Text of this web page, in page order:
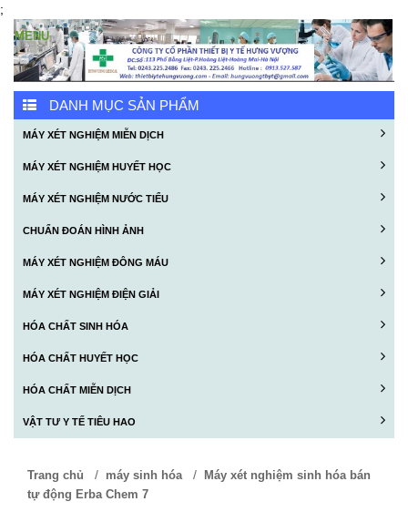
;
DANH MỤC SẢN PHẨM
MÁY XÉT NGHIỆM MIỄN DỊCH
MÁY XÉT NGHIỆM HUYẾT HỌC
MÁY XÉT NGHIỆM NƯỚC TIỂU
CHUẨN ĐOÁN HÌNH ẢNH
MÁY XÉT NGHIỆM ĐÔNG MÁU
MÁY XÉT NGHIỆM ĐIỆN GIẢI
HÓA CHẤT SINH HÓA
HÓA CHẤT HUYẾT HỌC
HÓA CHẤT MIỄN DỊCH
VẬT TƯ Y TẾ TIÊU HAO
Trang chủ / máy sinh hóa/
Máy xét nghiệm sinh hóa bán
tự động Erba Chem 7